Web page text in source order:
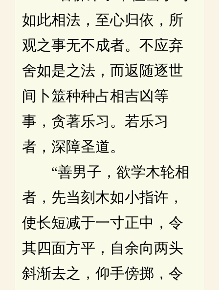
如此相法，至心归依，所
观之事无不成者。不应弃
舍如是之法，而返随逐世
间卜筮种种占相吉凶等
事，贪著乐习。若乐习
者，深障圣道。
“善男子，欲学木轮相
者，先当刻木如小指许，
使长短减于一寸正中，令
其四面方平，自余向两头
斜渐去之，仰手傍掷，令